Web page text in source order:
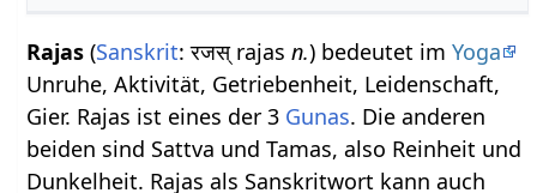
Rajas (Sanskrit: रजस् rajasn.) bedeutet imYoga
Unruhe, Aktivität, Getriebenheit, Leidenschaft,
Gier. Rajas ist eines der 3 Gunas. Die anderen
beiden sind Sattva und Tamas, also Reinheit und
Dunkelheit. Rajas als Sanskritwort kann auch